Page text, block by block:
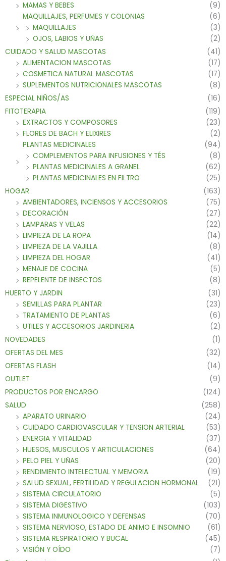
MAMAS Y BEBES
(9)
MAQUILLAJES, PERFUMES Y COLONIAS
(6)
MAQUILLAJES
(3)
OJOS, LABIOS Y UÑAS
(2)
CUIDADO Y SALUD MASCOTAS
(41)
ALIMENTACION MASCOTAS
(17)
COSMETICA NATURAL MASCOTAS
(17)
SUPLEMENTOS NUTRICIONALES MASCOTAS
(8)
ESPECIAL NIÑOS/AS
(16)
FITOTERAPIA
(119)
EXTRACTOS Y COMPOSORES
(23)
FLORES DE BACH Y ELIXIRES
(2)
PLANTAS MEDICINALES
(94)
COMPLEMENTOS PARA INFUSIONES Y TÉS
(8)
PLANTAS MEDICINALES A GRANEL
(62)
PLANTAS MEDICINALES EN FILTRO
(25)
HOGAR
(163)
AMBIENTADORES, INCIENSOS Y ACCESORIOS
(75)
DECORACIÓN
(27)
LAMPARAS Y VELAS
(22)
LIMPIEZA DE LA ROPA
(14)
LIMPIEZA DE LA VAJILLA
(8)
LIMPIEZA DEL HOGAR
(41)
MENAJE DE COCINA
(5)
REPELENTE DE INSECTOS
(8)
HUERTO Y JARDIN
(31)
SEMILLAS PARA PLANTAR
(23)
TRATAMIENTO DE PLANTAS
(6)
UTILES Y ACCESORIOS JARDINERIA
(2)
NOVEDADES
(1)
OFERTAS DEL MES
(32)
OFERTAS FLASH
(14)
OUTLET
(9)
PRODUCTOS POR ENCARGO
(124)
SALUD
(258)
APARATO URINARIO
(24)
CUIDADO CARDIOVASCULAR Y TENSION ARTERIAL
(53)
ENERGIA Y VITALIDAD
(37)
HUESOS, MUSCULOS Y ARTICULACIONES
(64)
PELO PIEL Y UÑAS
(20)
RENDIMIENTO INTELECTUAL Y MEMORIA
(19)
SALUD SEXUAL, FERTILIDAD Y REGULACION HORMONAL
(21)
SISTEMA CIRCULATORIO
(5)
SISTEMA DIGESTIVO
(103)
SISTEMA INMUNOLOGICO Y DEFENSAS
(70)
SISTEMA NERVIOSO, ESTADO DE ANIMO E INSOMNIO
(61)
SISTEMA RESPIRATORIO Y BUCAL
(45)
VISIÓN Y OÍDO
(7)